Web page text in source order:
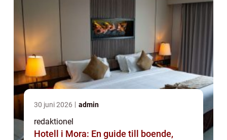
30 juni 2026 admin
redaktionel
Hotell i Mora: En guide till boende,